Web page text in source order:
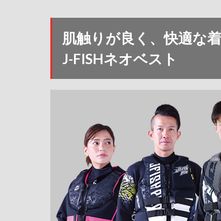
肌触りが良く、快適な
J-FISHネオベスト